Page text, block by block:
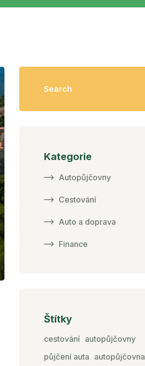
Kategorie
Autopůjčovny
Cestování
Auto a doprava
Finance
Štítky
cestování autopůjčovny
půjčení auta autopůjčovna